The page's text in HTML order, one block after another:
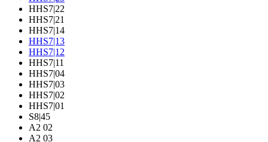
HHS7|22
HHS7|21
HHS7|14
HHS7|13
HHS7|12
HHS7|11
HHS7|04
HHS7|03
HHS7|02
HHS7|01
S8|45
A2 02
A2 03